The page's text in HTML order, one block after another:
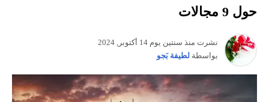
حول 9 مجالات
نشرت منذ سنتين يوم 14 أكتوبر, 2024
بواسطة لطيفة بَجو